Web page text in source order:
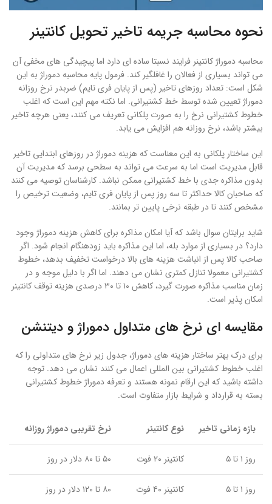
نحوه محاسبه جریمه تاخیر تحویل کانتینر
محاسبه دموراژ کانتینر فرایند نسبتا ساده ای دارد اما پیچیدگی های مخفی آن
می تواند بسیاری از فعالان را غافلگیر کند. فرمول پایه محاسبه دموراژ به این
شکل است: تعداد روزهای تاخیر (پس از پایان فری تایم) ضربدر نرخ روزانه
دموراژ تعیین شده توسط خط کشتیرانی. اما نکته مهم این است که اغلب
خطوط کشتیرانی نرخ را به صورت پلکانی تعریف می کنند، یعنی هرچه تاخیر
بیشتر باشد، نرخ روزانه هم افزایش می یابد.
این ساختار پلکانی به این معناست که هزینه دموراژ در روزهای ابتدایی تاخیر
قابل مدیریت است اما به سرعت می تواند به سطحی برسد که مدیریت آن
بدون مذاکره جدی با خط کشتیرانی ممکن نباشد. کارشناسان توصیه می کنند
که صاحبان کالا حداکثر تا سه روز پس از پایان فری تایم، وضعیت ترخیص را
مشخص کنند تا در طبقه نرخی پایین تر بمانند.
شاید برایتان سوال باشد که آیا امکان مذاکره برای کاهش هزینه دموراژ وجود
دارد؟ در بسیاری از موارد بله، اما این مذاکره باید زودهنگام انجام شود. اگر
صاحب کالا پس از انباشت هزینه های بالا درخواست تخفیف بدهد، خطوط
کشتیرانی معمولا تنازل کمتری نشان می دهند. اما اگر با دلیل موجه و در
زمان مناسب مذاکره صورت گیرد، کاهش ۱۰ تا ۳۰ درصدی هزینه توقف کانتینر
امکان پذیر است.
مقایسه ای نرخ های متداول دموراژ و دیتنشن
برای درک بهتر ساختار هزینه های دموراژ، جدول زیر نرخ های متداولی را که
اغلب خطوط کشتیرانی بین المللی اعمال می کنند نشان می دهد. توجه
داشته باشید که این ارقام نمونه هستند و تعرفه دموراژ خطوط کشتیرانی
بسته به قرارداد و شرایط بازار متفاوت است.
بازه زمانی تاخیر نوع کانتینر نرخ تقریبی دموراژ روزانه
روز ۱ تا ۵ کانتینر ۲۰ فوت ۵۰ تا ۸۰ دلار در روز
روز ۱ تا ۵ کانتینر ۴۰ فوت ۸۰ تا ۱۲۰ دلار در روز